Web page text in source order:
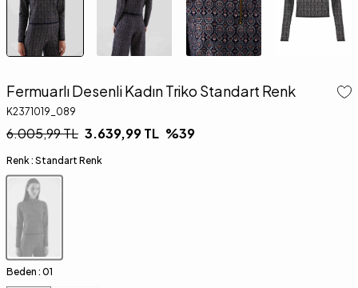
Fermuarlı Desenli Kadın Triko Standart Renk
K2371019_089
6.005,99TL 3.639,99TL %39
Renk : Standart Renk
Beden : 01